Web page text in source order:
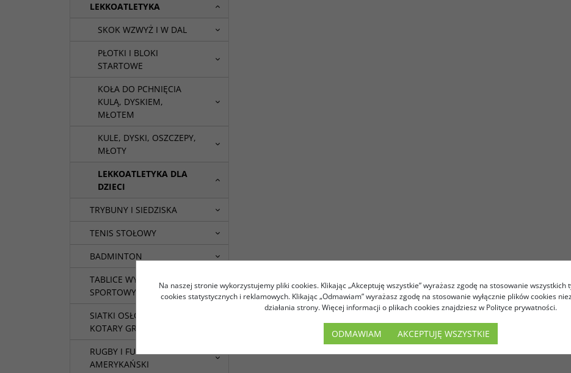
LEKKOATLETYKA
SKOK WZWYŻ I W DAL
PŁOTKI I BLOKI
STARTOWE
KOŁA DO PCHNIĘCIA
KULĄ, DYSKIEM,
MŁOTEM
KULE, DYSKI, OSZCZEPY,
MŁOTY
LEKKOATLETYKA DLA
DZIECI
TRYBUNY I SIEDZISKA
TENIS STOŁOWY
BADMINTON
TABLICE WYNIKÓW
SPORTOWYCH
SIATKI OSŁONOWE I
KOTARY GRODZĄCE
RUGBY I FUTBOL
AMERYKAŃSKI
Na naszej stronie wykorzystujemy pliki cookies. Klikając „Akceptuję wszystkie” wyrażasz zgodę na stosowanie wszystkich
cookies statystycznych i reklamowych. Klikając „Odmawiam” wyrażasz zgodę na stosowanie wyłącznie plików cookies
działania strony. Więcej informacji o plikach cookies znajdziesz w Polityce prywatności.
ODMAWIAM AKCEPTUJĘ WSZYSTKIE